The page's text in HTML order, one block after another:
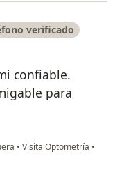
verificado
confiable.
para
• Visita Optometría •